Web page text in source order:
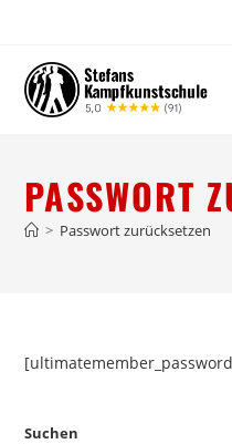
PASSWORT
> Passwort zurücksetzen
Suchen